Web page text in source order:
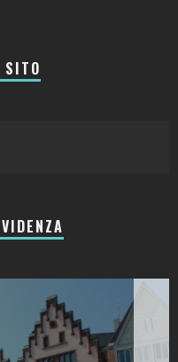
SITO